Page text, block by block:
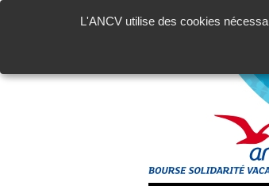
L'ANCV utilise des cookies